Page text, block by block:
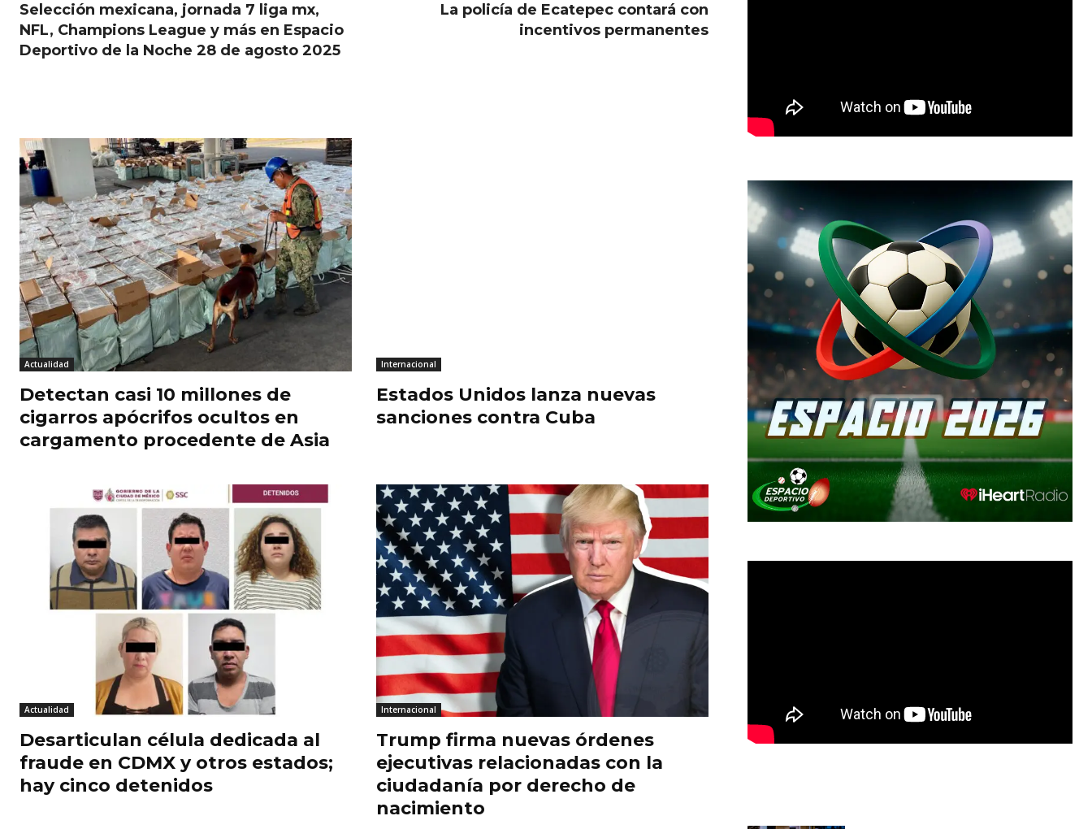
Selección mexicana, jornada 7 liga mx,
NFL, Champions League y más en Espacio
Deportivo de la Noche 28 de agosto 2025
La policía de Ecatepec contará con
incentivos permanentes
Actualidad
Detectan casi 10 millones de
cigarros apócrifos ocultos en
cargamento procedente de Asia
Internacional
Estados Unidos lanza nuevas
sanciones contra Cuba
Actualidad
Desarticulan célula dedicada al
fraude en CDMX y otros estados;
hay cinco detenidos
Internacional
Trump firma nuevas órdenes
ejecutivas relacionadas con la
ciudadanía por derecho de
nacimiento